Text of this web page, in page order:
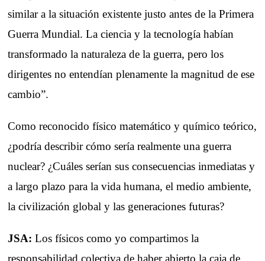
similar a la situación existente justo antes de la Primera
Guerra Mundial. La ciencia y la tecnología habían
transformado la naturaleza de la guerra, pero los
dirigentes no entendían plenamente la magnitud de ese
cambio”.
Como reconocido físico matemático y químico teórico,
¿podría describir cómo sería realmente una guerra
nuclear? ¿Cuáles serían sus consecuencias inmediatas y
a largo plazo para la vida humana, el medio ambiente,
la civilización global y las generaciones futuras?
JSA: Los físicos como yo compartimos la
responsabilidad colectiva de haber abierto la caja de